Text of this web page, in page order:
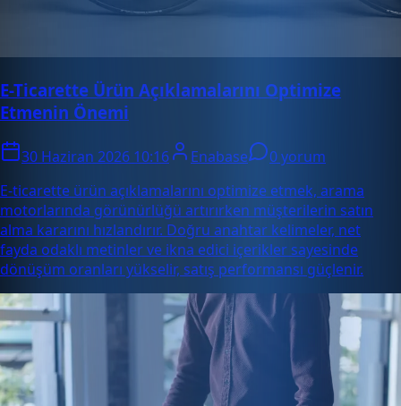
E-Ticarette Ürün Açıklamalarını Optimize
Etmenin Önemi
30 Haziran 2026 10:16 Enabase
0 yorum
E-ticarette ürün açıklamalarını optimize etmek, arama
motorlarında görünürlüğü artırırken müşterilerin satın
alma kararını hızlandırır. Doğru anahtar kelimeler, net
fayda odaklı metinler ve ikna edici içerikler sayesinde
dönüşüm oranları yükselir, satış performansı güçlenir.